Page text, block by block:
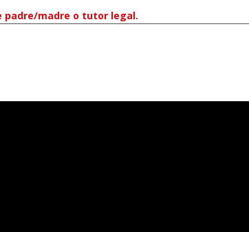
padre/madre o tutor legal.